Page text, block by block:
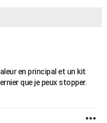
en principal et un kit
que je peux stopper.